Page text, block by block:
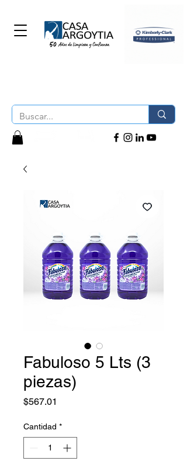
Fabuloso 5 Lts (3
piezas)
$567.01
Cantidad *